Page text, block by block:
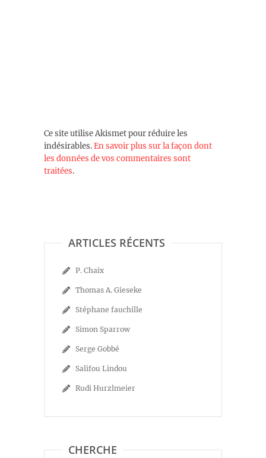
Ce site utilise Akismet pour réduire les
indésirables.En savoir plus sur la façon dont
les données de vos commentaires sont
traitées.
ARTICLES RÉCENTS
P. Chaix
Thomas A. Gieseke
Stéphane fauchille
Simon Sparrow
Serge Gobbé
Salifou Lindou
Rudi Hurzlmeier
CHERCHE